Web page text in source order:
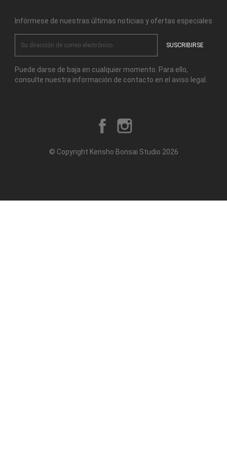
Infórmese de nuestras últimas noticias y ofertas especiales
Puede darse de baja en cualquier momento. Para ello,
consulte nuestra información de contacto en el aviso legal.
Facebook
© Copyright Kensho Bonsai Studio 2026